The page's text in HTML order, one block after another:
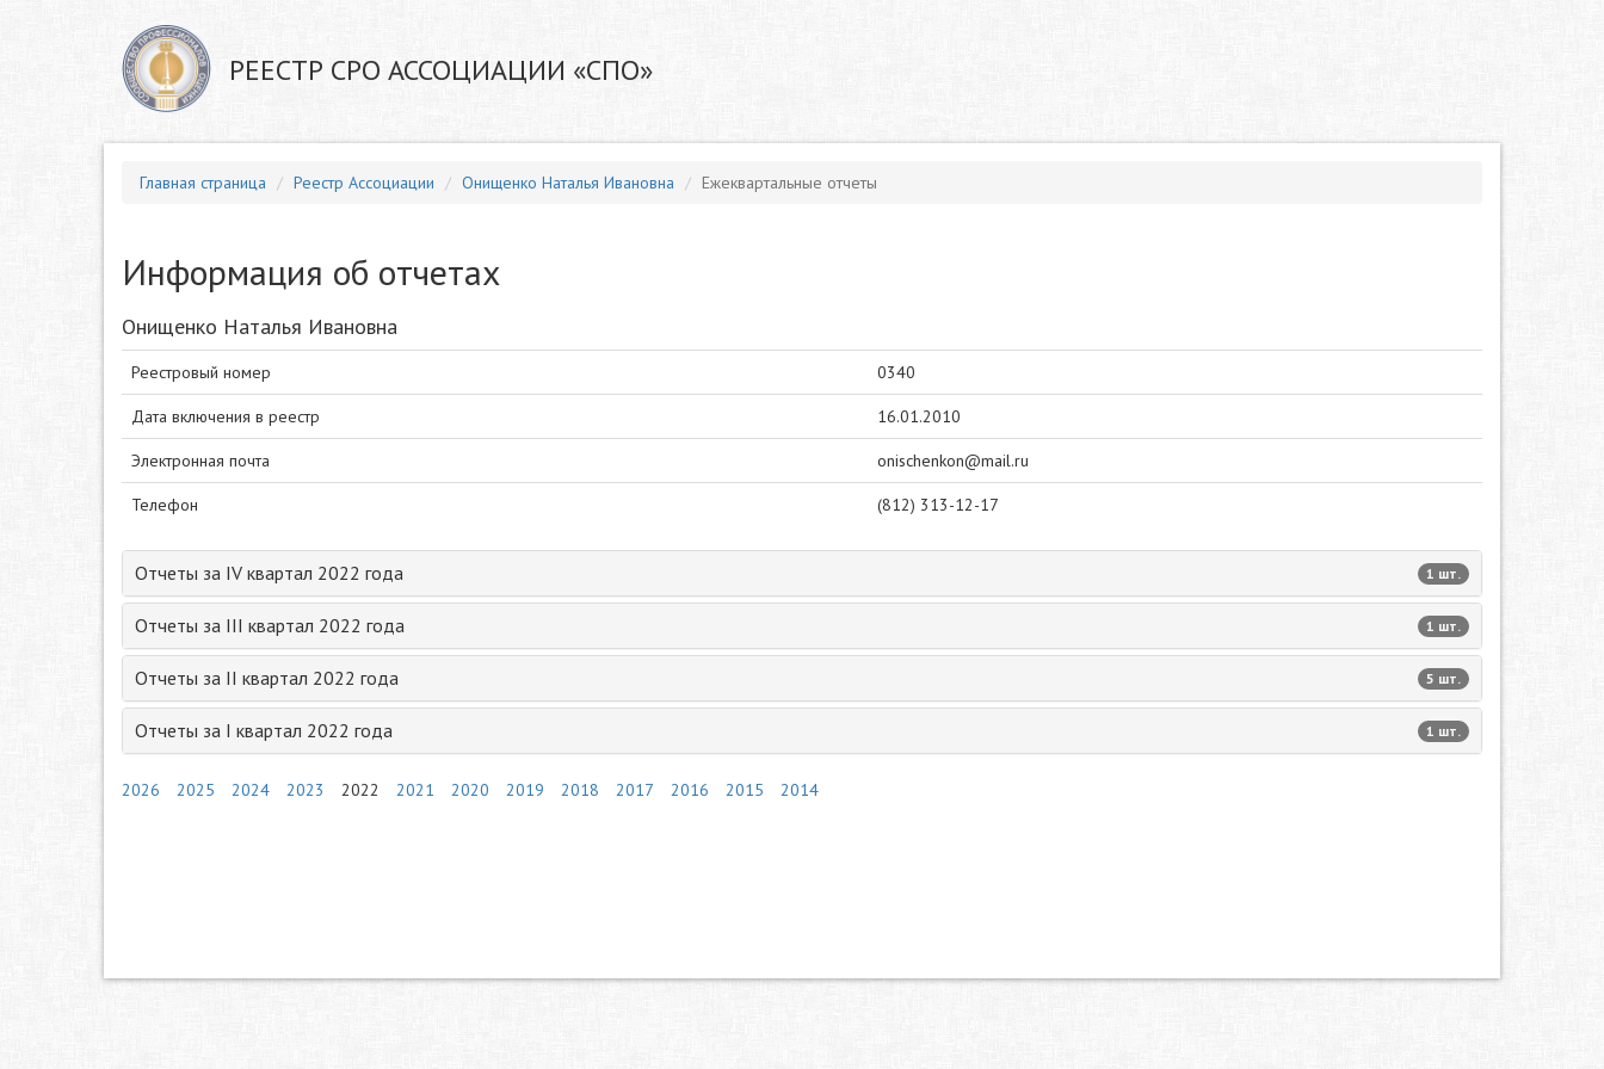
РЕЕСТР СРО АССОЦИАЦИИ «СПО»
Главная страница Реестр Ассоциации Онищенко Наталья Ивановна Ежеквартальные отчеты
Информация об отчетах
Онищенко Наталья Ивановна
Реестровый номер 0340
Дата включения в реестр 16.01.2010
Электронная почта onischenkon@mail.ru
Телефон (812) 313-12-17
Отчеты за IV квартал 2022 года 1 шт.
Отчеты за III квартал 2022 года 1 шт.
Отчеты за II квартал 2022 года 5 шт.
Отчеты за I квартал 2022 года 1 шт.
2026 2025 2024 2023 2022 2021 2020 2019 2018 2017 2016 2015 2014